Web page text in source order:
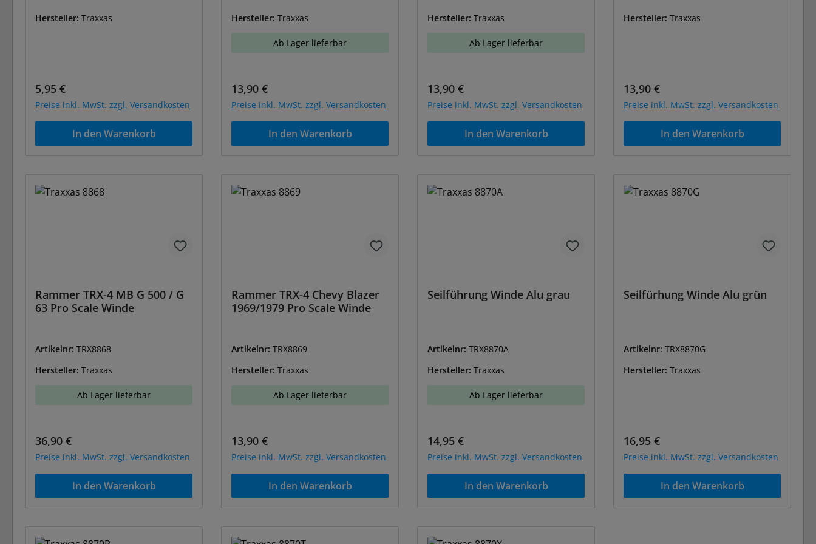
Hersteller: Traxxas
Regulärer Preis:
5,95 €
Preise inkl. MwSt. zzgl. Versandkosten
In den Warenkorb
Hersteller: Traxxas
Ab Lager lieferbar
Regulärer Preis:
13,90 €
Preise inkl. MwSt. zzgl. Versandkosten
In den Warenkorb
Hersteller: Traxxas
Ab Lager lieferbar
Regulärer Preis:
13,90 €
Preise inkl. MwSt. zzgl. Versandkosten
In den Warenkorb
Hersteller: Traxxas
Regulärer Preis:
13,90 €
Preise inkl. MwSt. zzgl. Versandkosten
In den Warenkorb
Rammer TRX-4 MB G 500 / G
63 Pro Scale Winde
Artikelnr: TRX8868
Hersteller: Traxxas
Ab Lager lieferbar
Regulärer Preis:
36,90 €
Preise inkl. MwSt. zzgl. Versandkosten
In den Warenkorb
Rammer TRX-4 Chevy Blazer
1969/1979 Pro Scale Winde
Artikelnr: TRX8869
Hersteller: Traxxas
Ab Lager lieferbar
Regulärer Preis:
13,90 €
Preise inkl. MwSt. zzgl. Versandkosten
In den Warenkorb
Seilführung Winde Alu grau
Artikelnr: TRX8870A
Hersteller: Traxxas
Ab Lager lieferbar
Regulärer Preis:
14,95 €
Preise inkl. MwSt. zzgl. Versandkosten
In den Warenkorb
Seilfürhung Winde Alu grün
Artikelnr: TRX8870G
Hersteller: Traxxas
Regulärer Preis:
16,95 €
Preise inkl. MwSt. zzgl. Versandkosten
In den Warenkorb